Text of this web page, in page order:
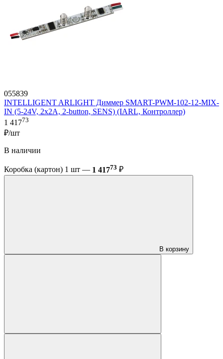
055839
INTELLIGENT ARLIGHT Диммер SMART-PWM-102-12-MIX-
IN (5-24V, 2x2A, 2-button, SENS) (IARL, Контроллер)
1 41773
₽/шт
В наличии
Коробка (картон) 1 шт — 1 41773 ₽
В корзину